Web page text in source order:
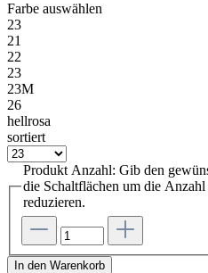
Farbe auswählen
23
21
22
23
23M
26
hellrosa
sortiert
Produkt Anzahl: Gib den
die Schaltflächen um die
reduzieren.
In den Warenkorb